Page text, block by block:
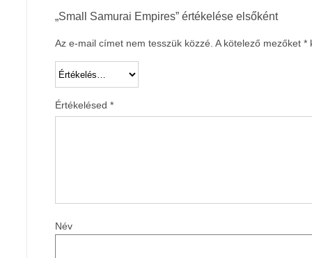
„Small Samurai Empires” értékelése elsőként
Az e-mail címet nem tesszük közzé. A kötelező mezőket *
Értékelésed *
Név